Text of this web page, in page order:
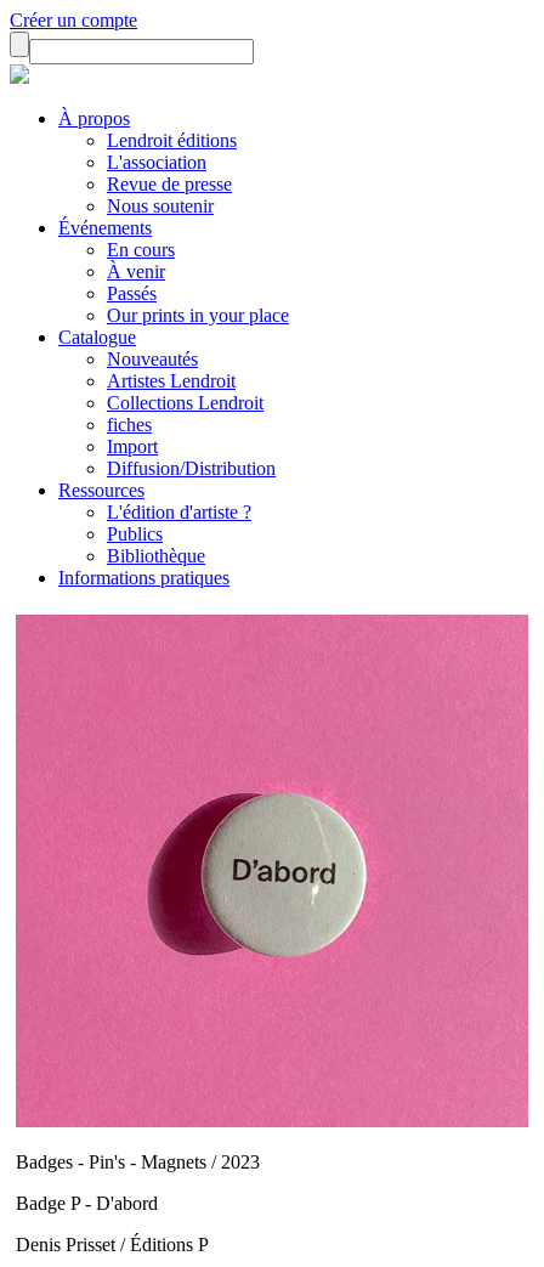
Créer un compte
À propos
Lendroit éditions
L'association
Revue de presse
Nous soutenir
Événements
En cours
À venir
Passés
Our prints in your place
Catalogue
Nouveautés
Artistes Lendroit
Collections Lendroit
fiches
Import
Diffusion/Distribution
Ressources
L'édition d'artiste ?
Publics
Bibliothèque
Informations pratiques
Badges - Pin's - Magnets / 2023
Badge P - D'abord
Denis Prisset / Éditions P